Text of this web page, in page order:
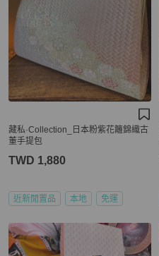
藏私·Collection_日本粉紫花籬錦織古
董手提包
TWD 1,880
近新閒置品 本地 免運